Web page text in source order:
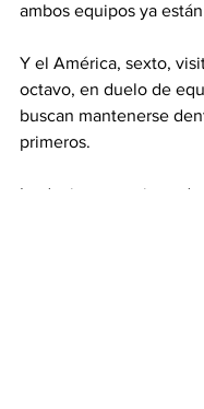
ambos equipos ya
Y el América, sexto,
octavo, en duelo de
buscan mantenerse
primeros.
La decimosexta jornada